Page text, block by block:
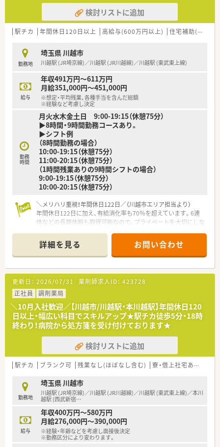
【法人特徴について】
■埼玉県内にて調剤薬局をドミナント展開している会社であり、
それぞれの地域に根ざした密着型の運営を強みとしています。
往診同行にも従事するなど多職種連携を推進する法人です。
■一包化監査システムなどの最新機器を率先して導入しており、
薬剤師の業務負担を軽減する取り組みにも力を入れています。
【想定される業務内容】
■店舗内における調剤業務や監査、患者様への丁寧な服薬指導と
いった基本的な薬局薬剤師としての業務を担当します。
の配達、服薬管理まで一連のサポートをお任せします。
■医師の往診への同行業務にも携わっていただき、医療の最前線
で薬剤師の専門性を活かした提案や連携を行っていただきま
す。
【こんな取り組みをしています】
■最新の一包化監査システムなどの設備投資を積極的に行い、ヒ
ューマンエラーを防ぐとともに調剤の効率化を図っています。
■定期的に勉強会を開催しており、最新の医薬品情報や在宅医療
す。
■年俸制の給与体系を採用しているため、毎月の収入が安定して
おり将来の生活設計が立てやすいメリットがあります。
検討リストに追加
駅チカ 年間休日120日以上 高給与(600万円以上) 住宅補助(手当)あり
勤務地
埼玉県 川越市
川越駅 (JR埼京線)／川越駅 (JR川越線)／川越駅 (東武東上線)
給与
年収491万円～611万円
月給351,000円～451,000円
※想定・平均残業、各種手当を含んだ総額
※経験など考慮し決定
勤務
時間
月火水木金土日 9:00-19:15（休憩75分）
▶8時間・9時間勤務コースあり。
▶シフト例
（8時間勤務の場合）
10:00-19:15（休憩75分）
11:00-20:15（休憩75分）
（1時間残業ありの9時間シフトの場合）
9:00-19:15（休憩75分）
10:00-20:15（休憩75分）
＼メリハリ重視！年間休日122日／（川越市エリア担当より）
年間休日122日に加え、有給消化率も70％を超えています。6連
休などの長期休暇も取得可能なので、プライベートを大切にしな
【店舗情報と応需状況について】
■川越駅から徒歩3分の好立地にあり、通勤利便性が非常に高
く、周辺には様々な医療機関が集まっていることが大きな特徴で
す。
■主な応需科目は内科や小児科のほか、心療内科や精神科も含ま
れており、幅広い処方箋に触れることで知識の幅を広げられま
す。
■1日の処方箋枚数は約80枚となっており、常勤薬剤師4名が協
力し合う体制を整えているため、安定した業務運営を行っていま
す。
【法人特徴について】
■埼玉県を中心に地域密着型の店舗展開を行っており、創業から
45年以上にわたり地元の方々から厚い信頼を得ている優良企業
■代表を含む経営陣が薬剤師免許を保有しているため、現場の課
題やスタッフの心情に寄り添った柔軟な経営判断がなされてい
ます。
■売上高は右肩上がりで推移しており、安定した経営基盤がある
ため、将来にわたって安心してキャリアを積み上げることが可能
です。
詳細を見る お問い合わせ
更新日： 2026/07/31 薬剤師求人ID： 423728
正社員
調剤薬局
＼10月入社歓迎／【川越市/川越駅・本川越駅】年間休日120
日以上・幅広い科目でスキルアップ★駅チカ徒歩5分・18時
終わり！病院から処方箋を受け付けております★
検討リストに追加
駅チカ ブランク可 残業なし(ほぼなし含む) 寮・借上社宅あり
勤務地
埼玉県 川越市
川越駅 (JR埼京線)／川越駅 (JR川越線)／川越駅 (東武東上線)／本川
越駅 (西武新宿…
給与
年収400万円～580万円
月給276,000円～390,000円
※経験・年齢などを考慮し面接後決定
※勤務区分により変わります。